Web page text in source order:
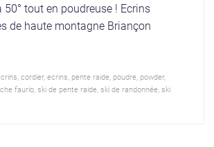
50° tout en poudreuse ! Ecrins
de haute montagne Briançon
cordier, ecrins pente raide, poudre, powder,
faurio, ski de pente raide, ski de randonnée, ski